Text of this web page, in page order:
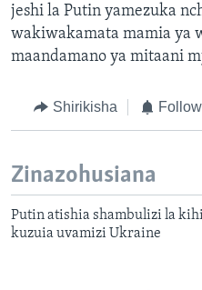
jeshi la Putin yamezuka
wakiwakamata mamia ya
maandamano ya mitaani
Shirikisha
Zinazohusiana
Putin atishia shambulizi la
kuzuia uvamizi Ukraine